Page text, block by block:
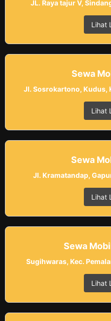
JL. Raya tajur V,
Lihat
Sewa
Jl. Sosrokartono, Kudus,
Lihat
Sewa
Jl. Kramatandap,
Lihat
Sewa
Sugihwaras, Kec.
Lihat